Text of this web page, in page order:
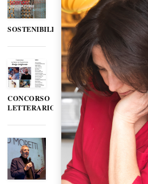
SOSTENIBILITÀ
CONCORSO
LETTERARIO